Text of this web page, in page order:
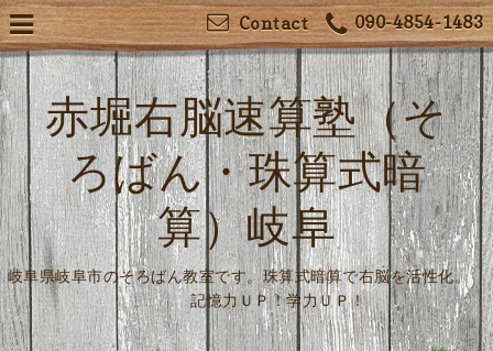
090-4854-1483
Contact
赤堀右脳速算塾（そ
ろばん・珠算式暗
算）岐阜
岐阜県岐阜市のそろばん教室です。珠算式暗算で右脳を活性化。
記憶力ＵＰ！学力ＵＰ！